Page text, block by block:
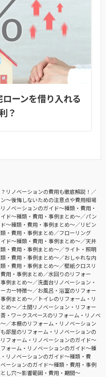
ローンを借り入れる
？
リノベーションの費用も徹底解説！
〜後悔しないための注意点や費用相場
ノベーションのガイド〜種類・費用・
ド〜種類・費用・事例まとめ〜
パン
〜種類・費用・事例まとめ〜
リビン
・費用・事例まとめ
フローリング
ド〜種類・費用・事例まとめ〜
天井
・費用・事例まとめ〜
ライト・照明
・費用・事例まとめ〜
おしゃれな内
・費用・事例まとめ〜
壁紙クロスリ
用・事例まとめ
水回りのリフォー
例まとめ〜
洗面台リノベーション・
カー特徴〜
お風呂・浴室のリフォー
例まとめ〜
トイレのリフォーム・リ
め〜
土間リノベーション・リフォー
・ワークスペースのリフォーム・リノベ
本棚のリフォーム・リノベーション
部屋のリフォーム・リノベーションの
フォーム・リノベーションのガイド〜
ォーム・リノベーションのガイド〜種
リノベーションのガイド〜種類・費
ーションのガイド〜種類・費用・事例
し穴～影響範囲・費用・期間～